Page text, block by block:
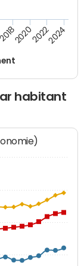
2018202020222024
habitant